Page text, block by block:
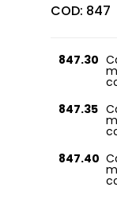
COD: 847
847.30
847.35
847.40